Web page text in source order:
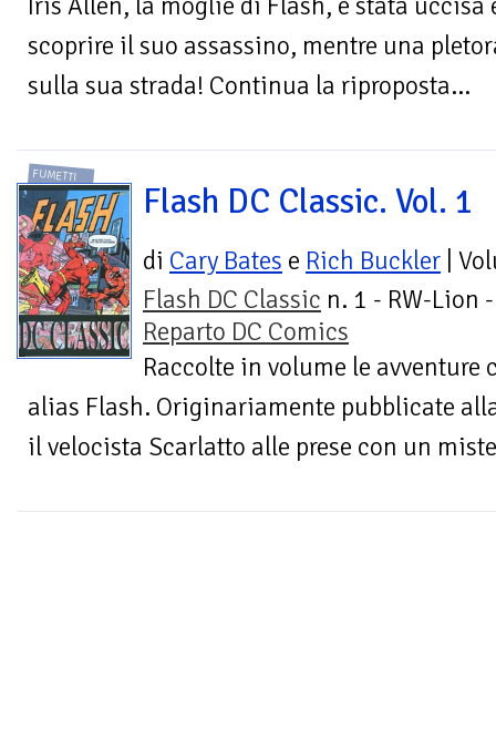
Iris Allen, la moglie di Flash, è stata uccisa
scoprire il suo assassino, mentre una
sulla sua strada! Continua la riproposta...
FUMETTI
Flash DC Classic. Vol. 1
di Cary Bates e Rich Buckler |
Flash DC Classic n. 1 - RW-Lion -
Reparto DC Comics
Raccolte in volume le avventure
alias Flash. Originariamente pubblicate
il velocista Scarlatto alle prese con un